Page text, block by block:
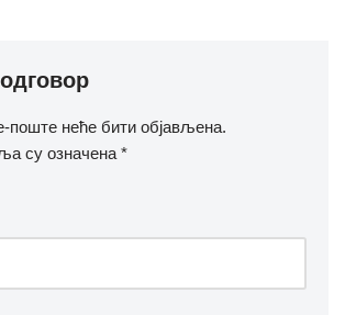
поште неће бити објављена.
су означена *